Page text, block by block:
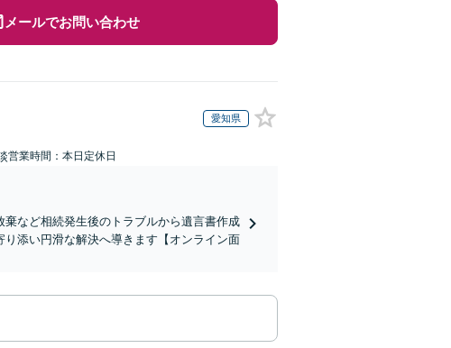
メールでお問い合わせ
愛知県
営業時間：本日定休日
棄など相続発生後のトラブルから遺言書作成
添い円滑な解決へ導きます【オンライン面